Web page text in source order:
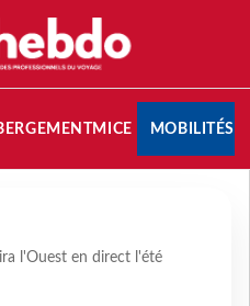
MICE MOBILITÉS
l'Ouest en direct l'été